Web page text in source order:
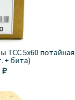
TCC 5x60 потайная
+ бита)
